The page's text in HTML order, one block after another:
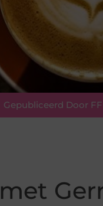
Gepubliceerd Door